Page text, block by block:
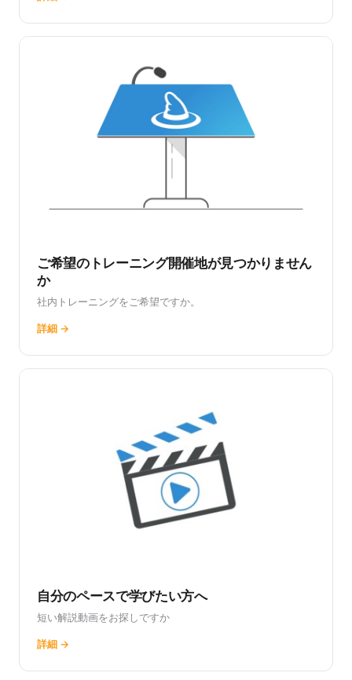
ご希望のトレーニング開催地が見つかりません
か
社内トレーニングをご希望ですか。
詳細 →
自分のペースで学びたい方へ
短い解説動画をお探しですか
詳細 →